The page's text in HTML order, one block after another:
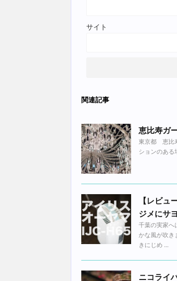
サイト
関連記事
恵比寿ガ
東京都 恵比
ションのある
【レビ
ジメにサ
千葉の実家へ
かな風が吹き
きにじめ ...
ニコライ